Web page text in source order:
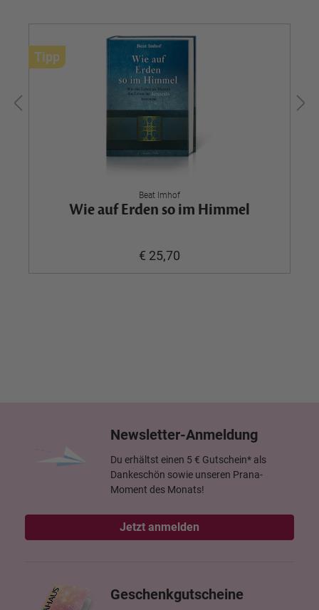
Tipp
Beat Imhof
Wie auf Erden so im Himmel
€ 25,70
Newsletter-Anmeldung
Du erhältst einen 5 € Gutschein* als
Dankeschön sowie unseren Prana-
Moment des Monats!
Jetzt anmelden
Geschenkgutscheine